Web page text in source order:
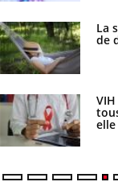
La
de
elle